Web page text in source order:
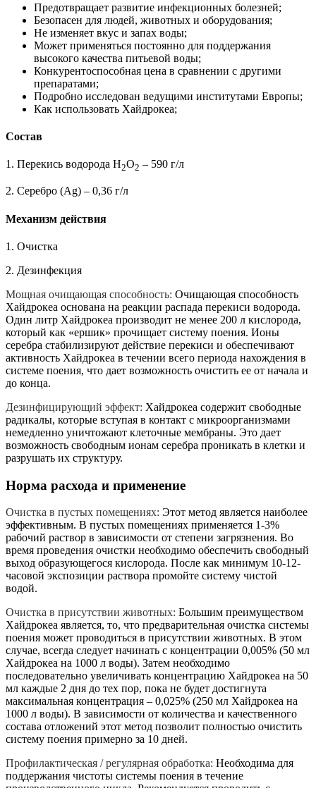
Предотвращает развитие инфекционных болезней;
Безопасен для людей, животных и оборудования;
Не изменяет вкус и запах воды;
Может применяться постоянно для поддержания
высокого качества питьевой воды;
Конкурентоспособная цена в сравнении с другими
препаратами;
Подробно исследован ведущими институтами Европы;
Как использовать Хайдрокеа;
Состав
1. Перекись водорода Н2О2 – 590 г/л
2. Серебро (Ag) – 0,36 г/л
Механизм действия
1. Очистка
2. Дезинфекция
Мощная очищающая способность: Очищающая способность
Хайдрокеа основана на реакции распада перекиси водорода.
Один литр Хайдрокеа производит не менее 200 л кислорода,
который как «ершик» прочищает систему поения. Ионы
серебра стабилизируют действие перекиси и обеспечивают
активность Хайдрокеа в течении всего периода нахождения в
системе поения, что дает возможность очистить ее от начала и
до конца.
Дезинфицирующий эффект: Хайдрокеа содержит свободные
радикалы, которые вступая в контакт с микроорганизмами
немедленно уничтожают клеточные мембраны. Это дает
возможность свободным ионам серебра проникать в клетки и
разрушать их структуру.
Норма расхода и применение
Очистка в пустых помещениях: Этот метод является наиболее
эффективным. В пустых помещениях применяется 1-3%
рабочий раствор в зависимости от степени загрязнения. Во
время проведения очистки необходимо обеспечить свободный
выход образующегося кислорода. После как минимум 10-12-
часовой экспозиции раствора промойте систему чистой
водой.
Очистка в присутствии животных: Большим преимуществом
Хайдрокеа является, то, что предварительная очистка системы
поения может проводиться в присутствии животных. В этом
случае, всегда следует начинать с концентрации 0,005% (50 мл
Хайдрокеа на 1000 л воды). Затем необходимо
последовательно увеличивать концентрацию Хайдрокеа на 50
мл каждые 2 дня до тех пор, пока не будет достигнута
максимальная концентрация – 0,025% (250 мл Хайдрокеа на
1000 л воды). В зависимости от количества и качественного
состава отложений этот метод позволит полностью очистить
систему поения примерно за 10 дней.
Профилактическая / регулярная обработка: Необходима для
поддержания чистоты системы поения в течение